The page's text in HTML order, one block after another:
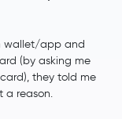
wallet/app and
(by asking me
they told me
a reason.